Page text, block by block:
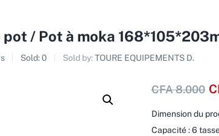
/ Pot à moka
Sold:0 Sold by:TOURE EQUIPEMENTS D.
CFA8.000
Dimension du
Capacité : 6